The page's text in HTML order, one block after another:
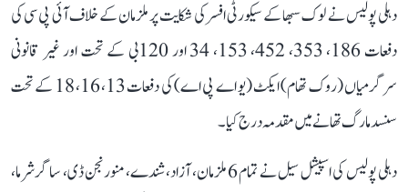
دہلی پولیس نے لوک سبھا کے سیکورٹی افسر کی شکایت پر ملزمان کے خلاف آئی پی سی کی
دفعات 186، 353، 452، 153، 34 اور 120بی کے تحت اور غیر قانونی
سرگرمیاں (روک تھام) ایکٹ (یو اے پی اے) کی دفعات 13، 16، 18 کے تحت
سنسد مارگ تھانے میں مقدمہ درج کیا۔
دہلی پولیس کی اسپیشل سیل نے تمام 6 ملزمان، آزاد، شندے، منورنجن ڈی، ساگر شرما،